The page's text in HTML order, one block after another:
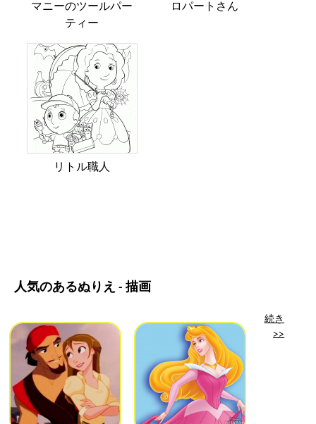
マニーのツールパー
ティー
ロパートさん
リトル職人
人気のあるぬりえ - 描画
続き
>>